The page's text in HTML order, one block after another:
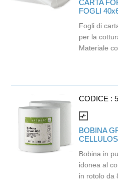
CARTA
FOGLI
Fogli di
per la
Materiale
CODICE :
compare_arrows
BOBINA
Bobina in
idonea al
in rotolo da 800